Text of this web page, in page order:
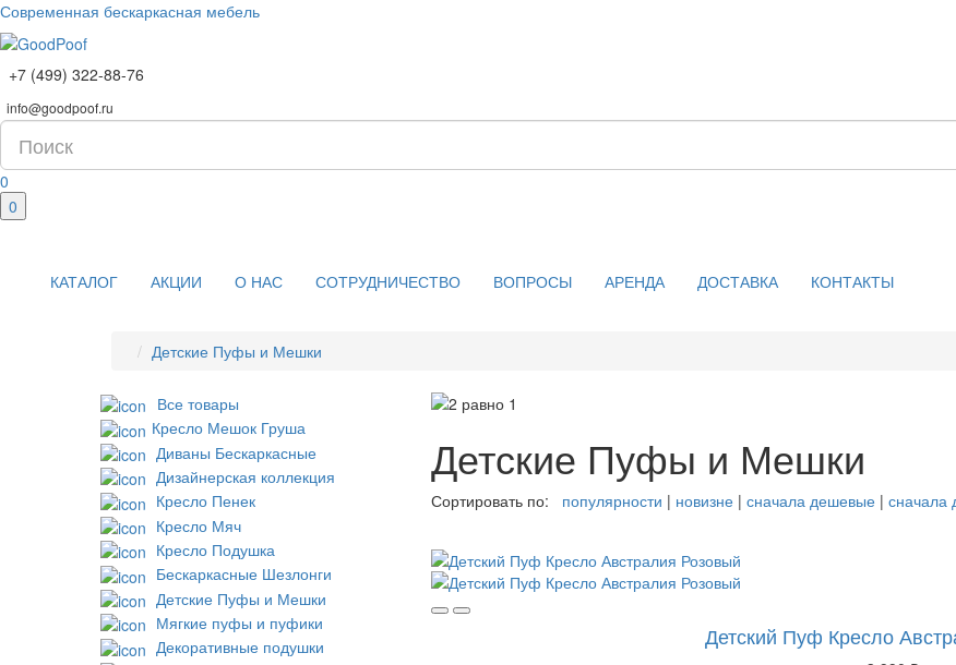
Современная бескаркасная мебель
+7 (499) 322-88-76
info@goodpoof.ru
0
0
КАТАЛОГ АКЦИИ О НАС СОТРУДНИЧЕСТВО ВОПРОСЫ АРЕНДА ДОСТАВКА КОНТАКТЫ
Детские Пуфы и Мешки
Все товары
Кресло Мешок Груша
Диваны Бескаркасные
Дизайнерская коллекция
Кресло Пенек
Кресло Мяч
Кресло Подушка
Бескаркасные Шезлонги
Детские Пуфы и Мешки
Мягкие пуфы и пуфики
Декоративные подушки
Детские Пуфы и Мешки
Сортировать по: популярности | новизне| сначала дешевые| сначала
Детский Пуф Кресло